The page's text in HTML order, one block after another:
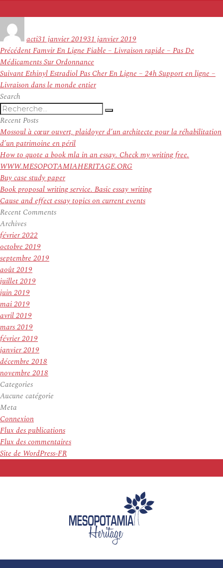
actile
31 janvier 201931 janvier 2019
Navigation
de
l’article
PrécédentArticle
précédent :
Famvir En Ligne Fiable – Livraison rapide – Pas De
Médicaments Sur Ordonnance
SuivantArticle
suivant :
Ethinyl Estradiol Pas Cher En Ligne – 24h Support en ligne –
Livraison dans le monde entier
Search
Recherche
pour
:
Recherche
Recent Posts
Mossoul à cœur ouvert, plaidoyer d’un architecte pour la réhabilitation
d’un patrimoine en péril
How to quote a book mla in an essay. Check my writing free.
WWW.MESOPOTAMIAHERITAGE.ORG
Buy case study paper
Book proposal writing service. Basic essay writing
Cause and effect essay topics on current events
Recent Comments
Archives
février 2022
octobre 2019
septembre 2019
août 2019
juillet 2019
juin 2019
mai 2019
avril 2019
mars 2019
février 2019
janvier 2019
décembre 2018
novembre 2018
Categories
Aucune catégorie
Meta
Connexion
Flux des publications
Flux des commentaires
Site de WordPress-FR